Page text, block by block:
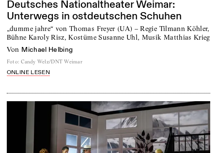
Deutsches Nationaltheater Weimar:
Unterwegs in ostdeutschen Schuhen
„dumme jahre“ von Thomas Freyer (UA) – Regie Tilmann Köhler,
Bühne Karoly Risz, Kostüme Susanne Uhl, Musik Matthias Krieg
von Michael Helbing
Foto: Candy Welz/DNT Weimar
ONLINE LESEN